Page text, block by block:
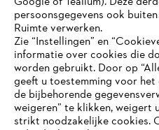
Contact
JE BROWSER
ONDERSTEUND
Je gebruikt een browser die
persoonsgegevens ook
Ruimte verwerken.
Zie “Instellingen” en
informatie over cookies die
worden gebruikt. Door op
geeft u toestemming voor
de bijbehorende
weigeren” te klikken, weigert
strikt noodzakelijke cookies.